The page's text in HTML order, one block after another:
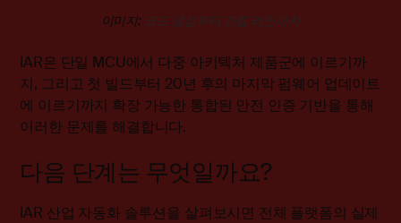
이미지: 코드 생성부터 조립 라인까지
IAR은 단일 MCU에서 다중 아키텍처 제품군에 이르기까
지, 그리고 첫 빌드부터 20년 후의 마지막 펌웨어 업데이트
에 이르기까지 확장 가능한 통합된 안전 인증 기반을 통해
이러한 문제를 해결합니다.
다음 단계는 무엇일까요?
IAR 산업 자동화 솔루션을 살펴보시면 전체 플랫폼의 실제